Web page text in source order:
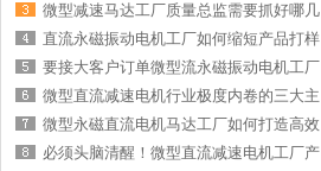
微型减速马达工厂质量总监需要抓好哪几
直流永磁振动电机工厂如何缩短产品打样
要接大客户订单微型流永磁振动电机工厂
微型直流减速电机行业极度内卷的三大主
微型永磁直流电机马达工厂如何打造高效
必须头脑清醒！微型直流减速电机工厂产